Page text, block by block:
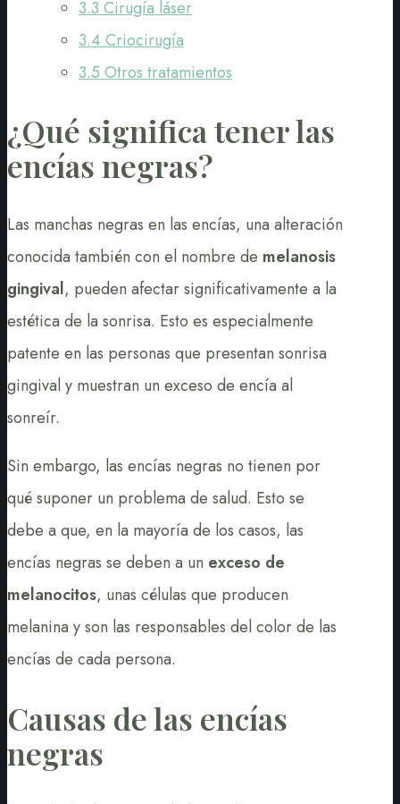
3.3 Cirugía láser
3.4 Criocirugía
3.5 Otros tratamientos
¿Qué significa tener las
encías negras?
Las manchas negras en las encías, una alteración
conocida también con el nombre de melanosis
gingival, pueden afectar significativamente a la
estética de la sonrisa. Esto es especialmente
patente en las personas que presentan sonrisa
gingival y muestran un exceso de encía al
sonreír.
Sin embargo, las encías negras no tienen por
qué suponer un problema de salud. Esto se
debe a que, en la mayoría de los casos, las
encías negras se deben a un exceso de
melanocitos, unas células que producen
melanina y son las responsables del color de las
encías de cada persona.
Causas de las encías
negras